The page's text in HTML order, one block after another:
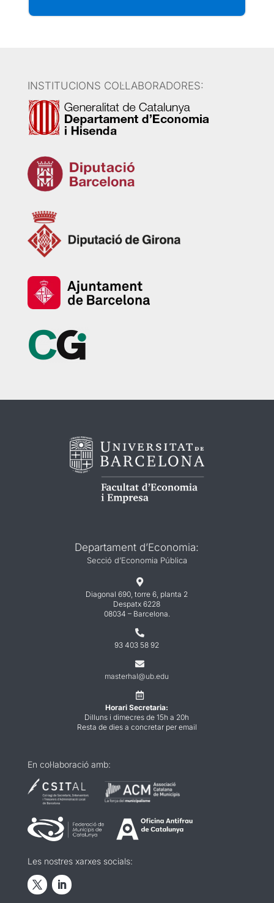
INSTITUCIONS COL·LABORADORES:
Departament d’Economia:
Secció d’Economia Pública

Diagonal 690, torre 6, planta 2
Despatx 6228
08034 – Barcelona.

93 403 58 92

masterhal@ub.edu

Horari Secretaria:
Dilluns i dimecres de 15h a 20h
Resta de dies a concretar per email
En col·laboració amb:
Les nostres xarxes socials: